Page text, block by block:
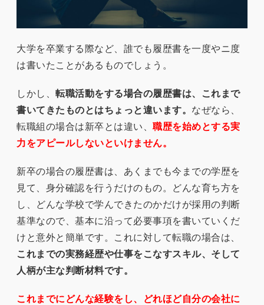
大学を卒業する際など、誰でも履歴書を一度やニ度
は書いたことがあるものでしょう。
しかし、 転職活動をする場合の履歴書は、これまで
書いてきたものとはちょっと違います。 なぜなら、
転職組の場合は新卒とは違い、 職歴を始めとする実
力をアピールしないといけません。
新卒の場合の履歴書は、あくまでも今までの学歴を
見て、身分確認を行うだけのもの。どんな育ち方を
し、どんな学校で学んできたのかだけが採用の判断
基準なので、基本に沿って必要事項を書いていくだ
けと意外と簡単です。これに対して転職の場合は、
これまでの実務経歴や仕事をこなすスキル、そして
人柄が主な判断材料です。
これまでにどんな経験をし、どれほど自分の会社に